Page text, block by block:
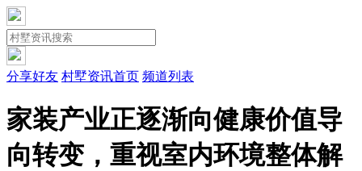
分享好友 村墅资讯首页 频道列表
家装产业正逐渐向健康价值导
向转变，重视室内环境整体解